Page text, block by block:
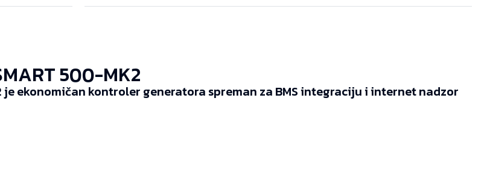
500-MK2
je ekonomičan kontroler generatora spreman za BMS integraciju i internet nadzor